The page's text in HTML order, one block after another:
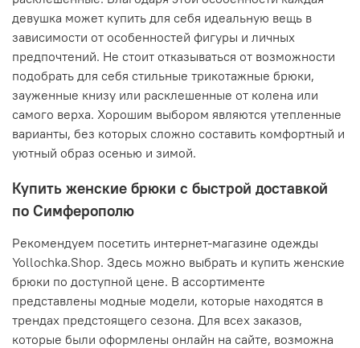
девушка может купить для себя идеальную вещь в
зависимости от особенностей фигуры и личных
предпочтений. Не стоит отказываться от возможности
подобрать для себя стильные трикотажные брюки,
зауженные книзу или расклешенные от колена или
самого верха. Хорошим выбором являются утепленные
варианты, без которых сложно составить комфортный и
уютный образ осенью и зимой.
Купить женские брюки с быстрой доставкой
по Симферополю
Рекомендуем посетить интернет-магазине одежды
Yollochka.Shop. Здесь можно выбрать и купить женские
брюки по доступной цене. В ассортименте
представлены модные модели, которые находятся в
трендах предстоящего сезона. Для всех заказов,
которые были оформлены онлайн на сайте, возможна